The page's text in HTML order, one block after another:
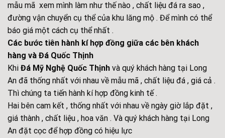
mẫu mã xem mình làm như thế nào , chất liệu đá ra sao ,
đường vận chuyển cụ thể của khu lăng mộ . Để mình có thể
báo giá một cách cụ thể nhất .
Các bước tiên hành kí hợp đồng giữa các bên khách
hàng và Đá Quốc Thịnh
Khi Đá Mỹ Nghệ Quốc Thịnh và quý khách hàng tại Long
An đã thống nhất với nhau về mẫu mã , chất liệu đá , giá cả .
Thì chúng ta tiến hành kí hợp đồng kinh tế .
Hai bên cam kết , thống nhất với nhau về ngày giờ lắp đặt ,
giá thành , chất liệu , hoa văn . Và quý khách hàng tại Long
An đặt cọc để hợp đồng có hiệu lực